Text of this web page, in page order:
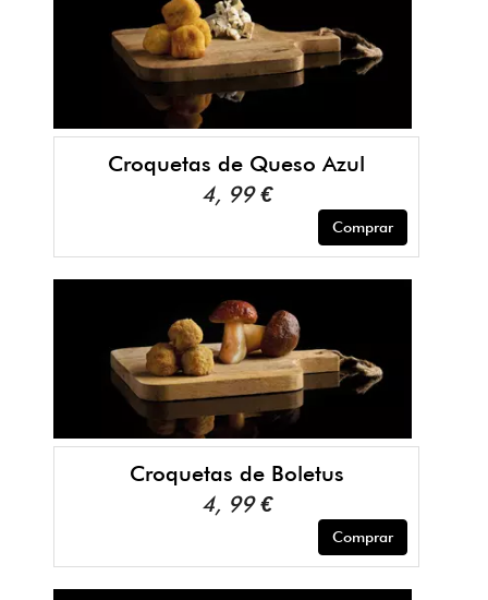
Croquetas de Queso Azul
4, 99 €
Comprar
Croquetas de Boletus
4, 99 €
Comprar